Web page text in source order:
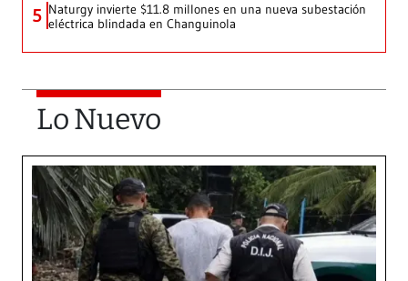
5 Naturgy invierte $11.8 millones en una nueva subestación
eléctrica blindada en Changuinola
Lo Nuevo